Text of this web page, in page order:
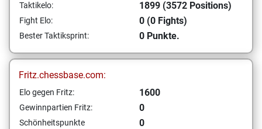
Taktikelo: 1899 (3572 Positions)
Fight Elo: 0 (0 Fights)
Bester Taktiksprint: 0 Punkte.
Fritz.chessbase.com:
Elo gegen Fritz: 1600
Gewinnpartien Fritz: 0
Schönheitspunkte
0